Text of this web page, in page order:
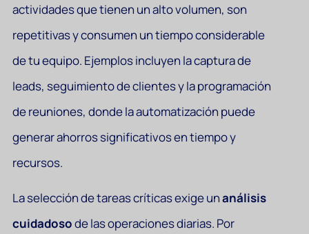
actividades que tienen un alto volumen, son
repetitivas y consumen un tiempo considerable
de tu equipo. Ejemplos incluyen la captura de
leads, seguimiento de clientes y la programación
de reuniones, donde la automatización puede
generar ahorros significativos en tiempo y
recursos.
La selección de tareas críticas exige unanálisis
cuidadosode las operaciones diarias. Por